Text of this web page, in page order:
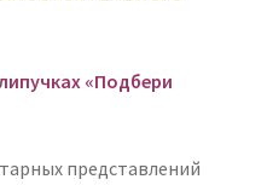
«Подбери
представлений